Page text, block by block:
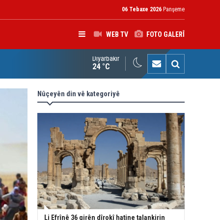
06 Tebaxe 2026 Panşeme
WEB TV FOTO GALERÎ
Almanyayê xatir ji Nêçîrvan Barzanî xwest
Diyarbakır
24 °C
Nûçeyên din vê kategoriyê
Li Efrînê 36 girên dîrokî hatine talankirin